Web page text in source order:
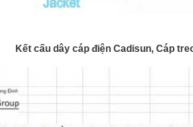
Kết cấu dây cáp điện Cadisun, Cáp